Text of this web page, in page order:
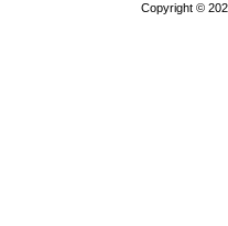
Copyright ©